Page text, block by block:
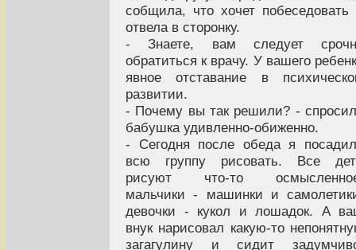
собщила, что хочет побеседовать
отвела в сторонку.
- Знаете, вам следует
обратиться к врачу. У вашего
явное отставание в
развитии.
- Почему вы так решили? -
бабушка удивленно-обиженно.
- Сегодня после обеда я
всю группу рисовать. Все
рисуют что-то
мальчики - машинки и
девочки - кукол и лошадок. А
внук нарисовал какую-то
загагулину и сидит